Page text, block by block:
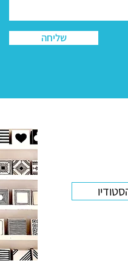
שליחה